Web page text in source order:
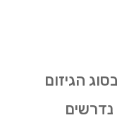
הגיזום